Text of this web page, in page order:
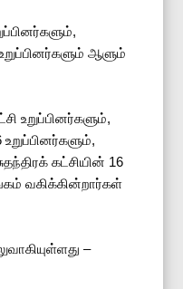
ஆளும்
உறுப்பினர்களும்,
கட்சியின் 16
வகிக்கின்றார்கள்
–